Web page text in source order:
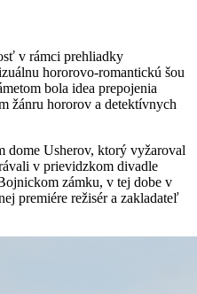
v rámci prehliadky
hororovo-romantickú šou
bola idea prepojenia
žánru hororov a detektívnych
dome Usherov, ktorý vyžaroval
v prievidzkom divadle
zámku, v tej dobe v
premiére režisér a zakladateľ